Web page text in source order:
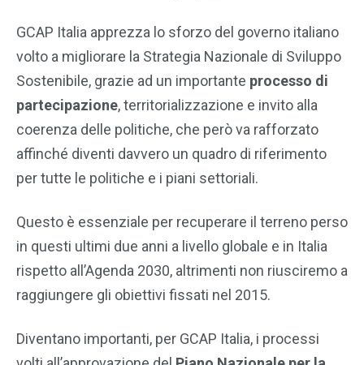
GCAP Italia apprezza lo sforzo del governo italiano
volto a migliorare la Strategia Nazionale di Sviluppo
Sostenibile, grazie ad un importante processo di
partecipazione, territorializzazione e invito alla
coerenza delle politiche, che però va rafforzato
affinché diventi davvero un quadro di riferimento
per tutte le politiche e i piani settoriali.
Questo è essenziale per recuperare il terreno perso
in questi ultimi due anni a livello globale e in Italia
rispetto all’Agenda 2030, altrimenti non riusciremo a
raggiungere gli obiettivi fissati nel 2015.
Diventano importanti, per GCAP Italia, i processi